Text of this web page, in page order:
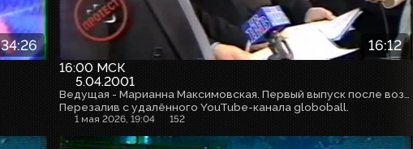
34:26 16:12
16:00 МСК
5.04.2001
Ведущая - Марианна Максимовская. Первый выпуск после возобновления вещания НТВ в полном объёме
Перезалив с удалённого YouTube-канала globoball.
1 мая 2026, 19:04 152